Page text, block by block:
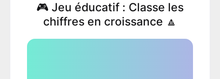
🎮 Jeu éducatif : Classe les
chiffres en croissance 🔼